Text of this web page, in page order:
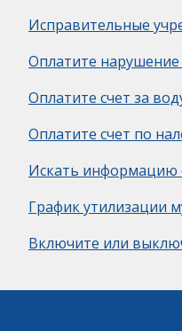
Исправительные
Оплатите
Оплатите счет за
Оплатите счет по
Искать информацию
График утилизации
Включите или